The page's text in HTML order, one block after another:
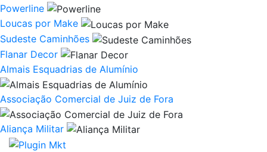
Powerline
Loucas por Make
Sudeste Caminhões
Flanar Decor
Almais Esquadrias de Alumínio
Associação Comercial de Juiz de Fora
Aliança Militar